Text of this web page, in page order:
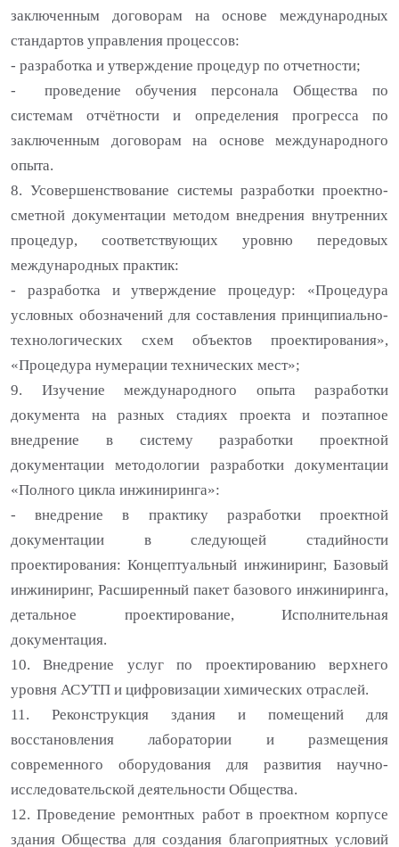
заключенным договорам на основе международных
стандартов управления процессов:
- разработка и утверждение процедур по отчетности;
- проведение обучения персонала Общества по
системам отчётности и определения прогресса по
заключенным договорам на основе международного
опыта.
8. Усовершенствование системы разработки проектно-
сметной документации методом внедрения внутренних
процедур, соответствующих уровню передовых
международных практик:
- разработка и утверждение процедур: «Процедура
условных обозначений для составления принципиально-
технологических схем объектов проектирования»,
«Процедура нумерации технических мест»;
9. Изучение международного опыта разработки
документа на разных стадиях проекта и поэтапное
внедрение в систему разработки проектной
документации методологии разработки документации
«Полного цикла инжиниринга»:
- внедрение в практику разработки проектной
документации в следующей стадийности
проектирования: Концептуальный инжиниринг, Базовый
инжиниринг, Расширенный пакет базового инжиниринга,
детальное проектирование, Исполнительная
документация.
10. Внедрение услуг по проектированию верхнего
уровня АСУТП и цифровизации химических отраслей.
11. Реконструкция здания и помещений для
восстановления лаборатории и размещения
современного оборудования для развития научно-
исследовательской деятельности Общества.
12. Проведение ремонтных работ в проектном корпусе
здания Общества для создания благоприятных условий